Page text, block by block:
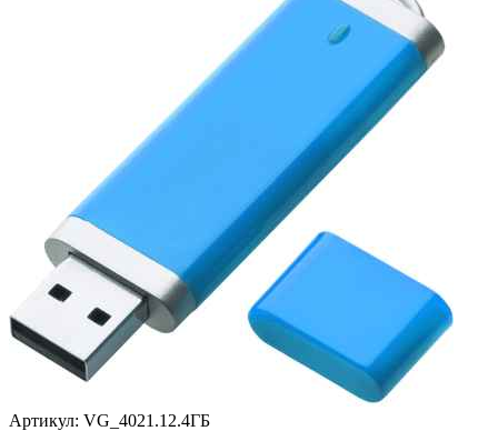
Артикул: VG_4021.12.4ГБ